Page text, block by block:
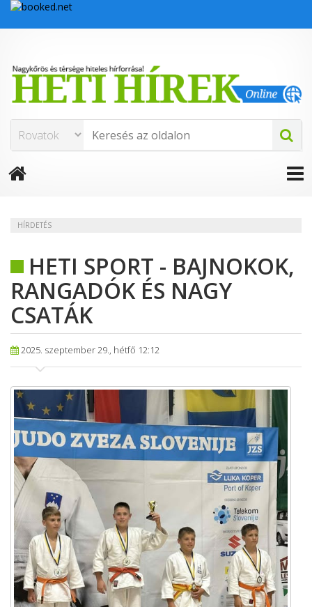
HÍRDETÉS
HETI SPORT - BAJNOKOK,
RANGADÓK ÉS NAGY
CSATÁK
2025. szeptember 29., hétfő 12:12